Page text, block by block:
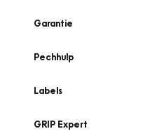
Garantie
Pechhulp
Labels
GRIP Expert